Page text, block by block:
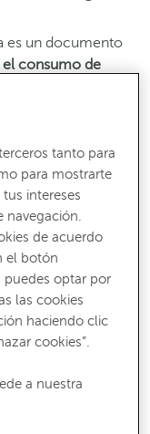
es un documento
consumo de
en los
Esta normativa
2021 de 1 de
útiles
tus finanzas!
tanto para
para mostrarte
intereses
de acuerdo
el botón
puedes optar por
las cookies
haciendo clic
cookies”.
a nuestra